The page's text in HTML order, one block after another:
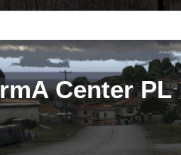
Center PL